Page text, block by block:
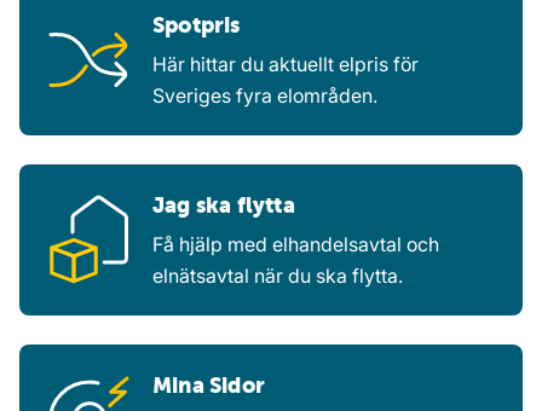
Spotpris
Här hittar du aktuellt elpris för
Sveriges fyra elområden.
Jag ska flytta
Få hjälp med elhandelsavtal och
elnätsavtal när du ska flytta.
Mina Sidor